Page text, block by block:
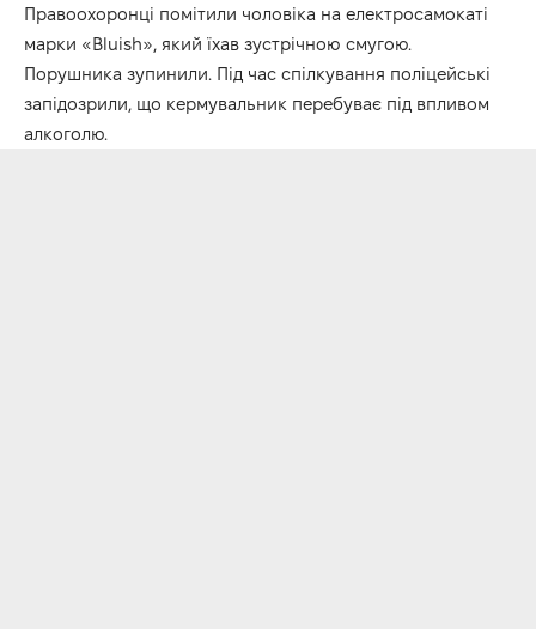
Правоохоронці помітили чоловіка на електросамокаті
марки «Bluish», який їхав зустрічною смугою.
Порушника зупинили. Під час спілкування поліцейські
запідозрили, що кермувальник перебуває під впливом
алкоголю.